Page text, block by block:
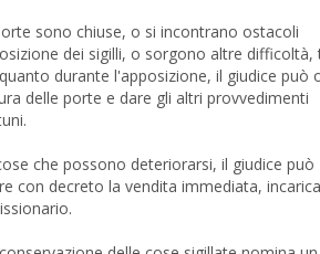
sono chiuse, o si incontrano ostacoli
dei sigilli, o sorgono altre difficoltà,
durante l'apposizione, il giudice può
delle porte e dare gli altri provvedimenti
che possono deteriorarsi, il giudice può
con decreto la vendita immediata,